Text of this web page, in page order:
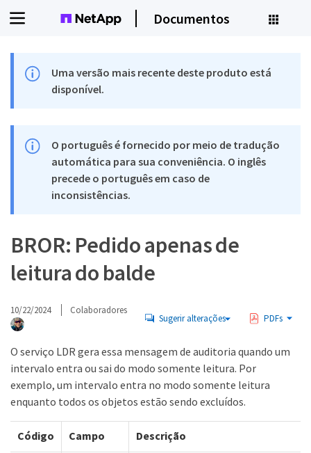
Documentos
Uma versão mais recente deste produto está
disponível.
O português é fornecido por meio de tradução
automática para sua conveniência. O inglês
precede o português em caso de
inconsistências.
BROR: Pedido apenas de
leitura do balde
10/22/2024 Colaboradores
Sugerir alterações PDFs
O serviço LDR gera essa mensagem de auditoria quando um
intervalo entra ou sai do modo somente leitura. Por
exemplo, um intervalo entra no modo somente leitura
enquanto todos os objetos estão sendo excluídos.
Código Campo Descrição